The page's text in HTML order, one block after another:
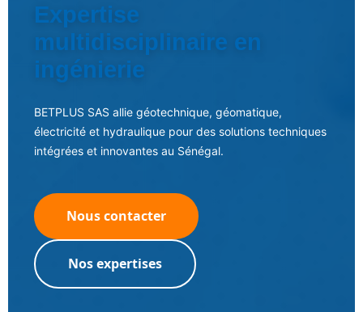
Expertise
multidisciplinaire en
ingénierie
BETPLUS SAS allie géotechnique, géomatique,
électricité et hydraulique pour des solutions techniques
intégrées et innovantes au Sénégal.
Nous contacter
Nos expertises